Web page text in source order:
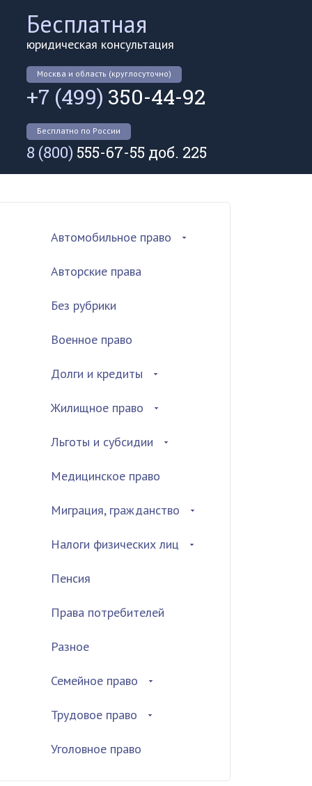
Бесплатная
юридическая консультация
Москва и область (круглосуточно)
+7 (499) 350-44-92
Бесплатно по России
8 (800) 555-67-55 доб. 225
Автомобильное право
Авторские права
Без рубрики
Военное право
Долги и кредиты
Жилищное право
Льготы и субсидии
Медицинское право
Миграция, гражданство
Налоги физических лиц
Пенсия
Права потребителей
Разное
Семейное право
Трудовое право
Уголовное право